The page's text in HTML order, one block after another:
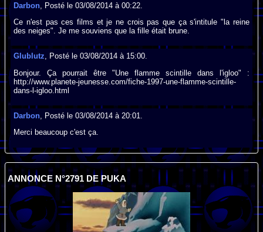
Darbon , Posté le 03/08/2014 à 00:22.
Ce n'est pas ces films et je ne crois pas que ça s'intitule "la reine
des neiges". Je me souviens que la fille était brune.
Glublutz, Posté le 03/08/2014 à 15:00.
Bonjour. Ça pourrait être "Une flamme scintille dans l'igloo" :
http://www.planete-jeunesse.com/fiche-1997-une-flamme-scintille-
dans-l-igloo.html
Darbon , Posté le 03/08/2014 à 20:01.
Merci beaucoup c'est ça.
ANNONCE N°2791 DE PUKA